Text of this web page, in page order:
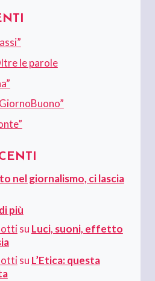
le parole
nel giornalismo, ci lascia
più
su Luci, suoni, effetto
su L’Etica: questa